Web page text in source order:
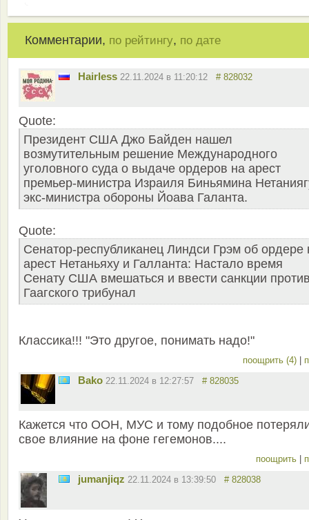
Комментарии, по рейтингу, по дате
Hairless 22.11.2024 в 11:20:12 # 828032
Quote:
Президент США Джо Байден нашел
возмутительным решение Международного
уголовного суда о выдаче ордеров на арест
премьер-министра Израиля Биньямина
экс-министра обороны Йоава Галанта.
Quote:
Сенатор-республиканец Линдси Грэм об ордере
арест Нетаньяху и Галланта: Настало время
Сенату США вмешаться и ввести санкции
Гаагского трибунал
Классика!!! "Это другое, понимать надо!"
поощрить (4) |
Bako 22.11.2024 в 12:27:57 # 828035
Кажется что ООН, МУС и тому подобное
свое влияние на фоне гегемонов....
поощрить |
jumanjiqz 22.11.2024 в 13:39:50 # 828038